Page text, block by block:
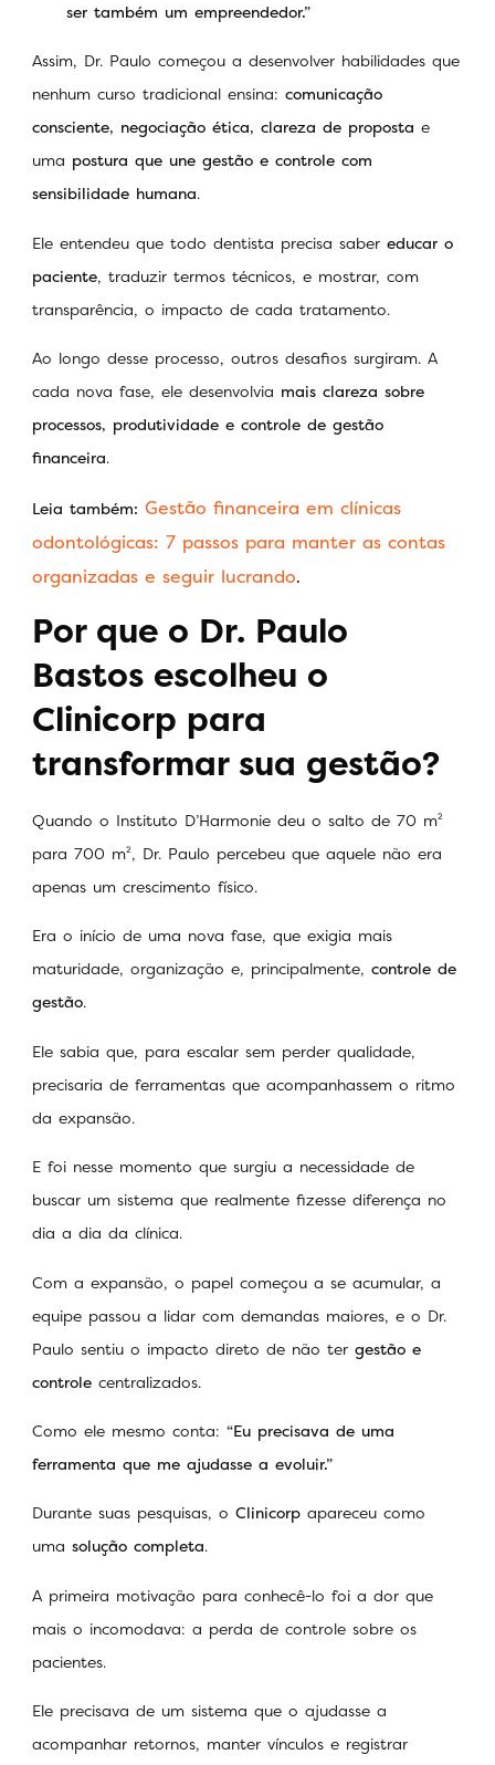
ser também um empreendedor.”
Assim, Dr. Paulo começou a desenvolver habilidades que
nenhum curso tradicional ensina: comunicação
consciente, negociação ética, clareza de proposta e
uma postura que une gestão e controle com
sensibilidade humana.
Ele entendeu que todo dentista precisa saber educar o
paciente, traduzir termos técnicos, e mostrar, com
transparência, o impacto de cada tratamento.
Ao longo desse processo, outros desafios surgiram. A
cada nova fase, ele desenvolvia mais clareza sobre
processos, produtividade e controle de gestão
financeira.
Leia também: Gestão financeira em clínicas
odontológicas: 7 passos para manter as contas
organizadas e seguir lucrando.
Por que o Dr. Paulo
Bastos escolheu o
Clinicorp para
transformar sua gestão?
Quando o Instituto D’Harmonie deu o salto de 70 m²
para 700 m², Dr. Paulo percebeu que aquele não era
apenas um crescimento físico.
Era o início de uma nova fase, que exigia mais
maturidade, organização e, principalmente, controle de
gestão.
Ele sabia que, para escalar sem perder qualidade,
precisaria de ferramentas que acompanhassem o ritmo
da expansão.
E foi nesse momento que surgiu a necessidade de
buscar um sistema que realmente fizesse diferença no
dia a dia da clínica.
Com a expansão, o papel começou a se acumular, a
equipe passou a lidar com demandas maiores, e o Dr.
Paulo sentiu o impacto direto de não ter gestão e
controle centralizados.
Como ele mesmo conta: “Eu precisava de uma
ferramenta que me ajudasse a evoluir.”
Durante suas pesquisas, o Clinicorp apareceu como
uma solução completa.
A primeira motivação para conhecê-lo foi a dor que
mais o incomodava: a perda de controle sobre os
pacientes.
Ele precisava de um sistema que o ajudasse a
acompanhar retornos, manter vínculos e registrar